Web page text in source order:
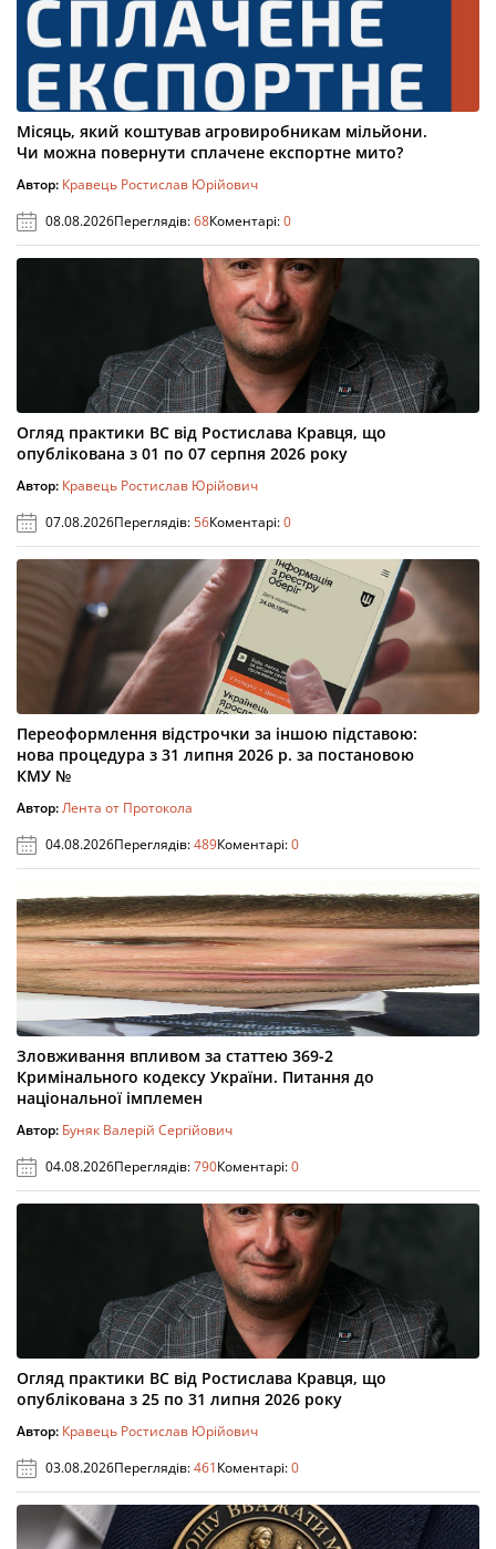
Місяць, який коштував агровиробникам мільйони.
Чи можна повернути сплачене експортне мито?
Автор: Кравець Ростислав Юрійович
08.08.2026Переглядів:68Коментарі:0
Огляд практики ВС від Ростислава Кравця, що
опублікована з 01 по 07 серпня 2026 року
Автор: Кравець Ростислав Юрійович
07.08.2026Переглядів:56Коментарі:0
Переоформлення відстрочки за іншою підставою:
нова процедура з 31 липня 2026 р. за постановою
КМУ №
Автор:Лента от Протокола
04.08.2026Переглядів:489Коментарі:0
Зловживання впливом за статтею 369-2
Кримінального кодексу України. Питання до
національної імплемен
Автор: Буняк Валерій Сергійович
04.08.2026Переглядів:790Коментарі:0
Огляд практики ВС від Ростислава Кравця, що
опублікована з 25 по 31 липня 2026 року
Автор: Кравець Ростислав Юрійович
03.08.2026Переглядів:461Коментарі:0